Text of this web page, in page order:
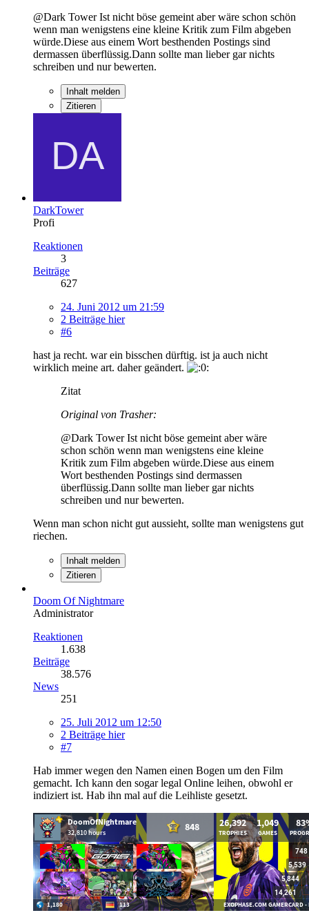
@Dark Tower Ist nicht böse gemeint aber wäre schon schön
wenn man wenigstens eine kleine Kritik zum Film abgeben
würde.Diese aus einem Wort besthenden Postings sind
dermassen überflüssig.Dann sollte man lieber gar nichts
schreiben und nur bewerten.
Inhalt melden
Zitieren
DarkTower
Profi
Reaktionen
3
Beiträge
627
24. Juni 2012 um 21:59
2 Beiträge hier
#6
hast ja recht. war ein bisschen dürftig. ist ja auch nicht
wirklich meine art. daher geändert.
Zitat
Original von Trasher:
@Dark Tower Ist nicht böse gemeint aber wäre
schon schön wenn man wenigstens eine kleine
Kritik zum Film abgeben würde.Diese aus einem
Wort besthenden Postings sind dermassen
überflüssig.Dann sollte man lieber gar nichts
schreiben und nur bewerten.
Wenn man schon nicht gut aussieht, sollte man wenigstens gut
riechen.
Inhalt melden
Zitieren
Doom Of Nightmare
Administrator
Reaktionen
1.638
Beiträge
38.576
News
251
25. Juli 2012 um 12:50
2 Beiträge hier
#7
Hab immer wegen den Namen einen Bogen um den Film
gemacht. Ich kann den sogar legal Online leihen, obwohl er
indiziert ist. Hab ihn mal auf die Leihliste gesetzt.